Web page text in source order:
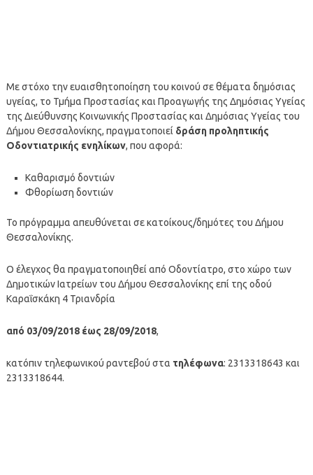
Με στόχο την ευαισθητοποίηση του κοινού σε θέματα δημόσιας
υγείας, το Τμήμα Προστασίας και Προαγωγής της Δημόσιας Υγείας
της Διεύθυνσης Κοινωνικής Προστασίας και Δημόσιας Υγείας του
Δήμου Θεσσαλονίκης, πραγματοποιεί δράση προληπτικής
Οδοντιατρικής ενηλίκων, που αφορά:
Καθαρισμό δοντιών
Φθορίωση δοντιών
Το πρόγραμμα απευθύνεται σε κατοίκους/δημότες του Δήμου
Θεσσαλονίκης.
Ο έλεγχος θα πραγματοποιηθεί από Οδοντίατρο, στο χώρο των
Δημοτικών Ιατρείων του Δήμου Θεσσαλονίκης επί της οδού
Καραΐσκάκη 4 Τριανδρία
από 03/09/2018 έως 28/09/2018,
κατόπιν τηλεφωνικού ραντεβού στα τηλέφωνα: 2313318643 και
2313318644.